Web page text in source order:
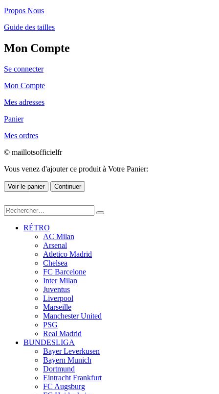
Propos Nous
Guide des tailles
Mon Compte
Se connecter
Mon Compte
Mes adresses
Panier
Mes ordres
© maillotsofficielfr
Vous venez d'ajouter ce produit à Votre Panier:
Voir le panier Continuer
RÉTRO
AC Milan
Arsenal
Atletico Madrid
Chelsea
FC Barcelone
Inter Milan
Juventus
Liverpool
Marseille
Manchester United
PSG
Real Madrid
BUNDESLIGA
Bayer Leverkusen
Bayern Munich
Dortmund
Eintracht Frankfurt
FC Augsburg